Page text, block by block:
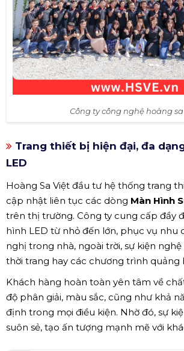
Công ty công nghệ hoàng
Trang thiết bị hiện đại, đa
LED
Hoàng Sa Việt đầu tư hệ thống trang
cập nhật liên tục các dòng Màn Hình
trên thị trường. Công ty cung cấp đầy
hình LED từ nhỏ đến lớn, phục vụ nhu
nghị trong nhà, ngoài trời, sự kiện
thời trang hay các chương trình quảng
Khách hàng hoàn toàn yên tâm về
độ phân giải, màu sắc, cũng như khả
định trong mọi điều kiện. Nhờ đó, sự
suôn sẻ, tạo ấn tượng mạnh mẽ với